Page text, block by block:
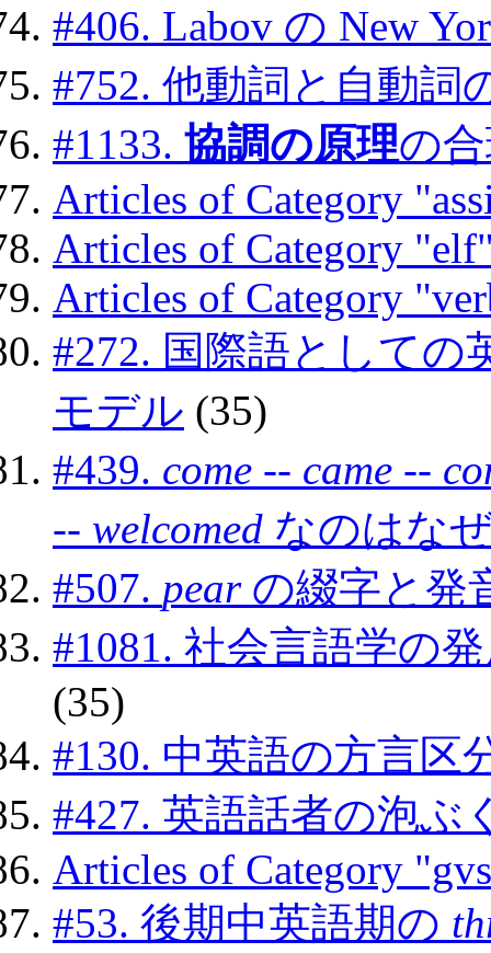
#406. Labov の New
#752. 他動詞と自動詞
#1133. 協調の原理の
Articles of Category
Articles of Category
Articles of Category
#272. 国際語としての
モデル (35)
#439. come -- came --
-- welcomed なのはな
#507. pearの綴字と発
#1081. 社会言語学の
(35)
#130. 中英語の方言区
#427. 英語話者の泡ぶ
Articles of Category
#53. 後期中英語期の